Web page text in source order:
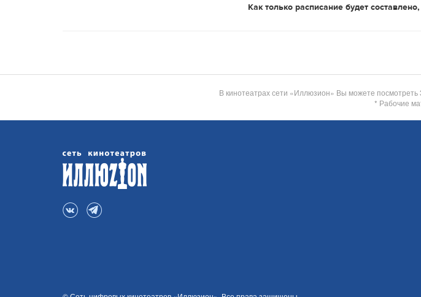
Как только расписание будет
В кинотеатрах сети «Иллюзион» Вы можете
* Рабочие